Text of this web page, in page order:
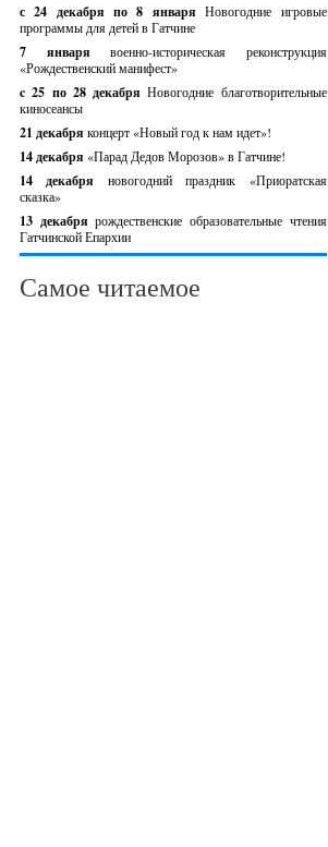
с 24 декабря по 8 январяНовогодние игровые
программы для детей в Гатчине
7 январявоенно-историческая реконструкция
«Рождественский манифест»
c 25 по 28 декабряНовогодние благотворительные
киносеансы
21 декабря концерт «Новый год к нам идет»!
14 декабря «Парад Дедов Морозов» в Гатчине!
14 декабря новогодний праздник «Приоратская
сказка»
13 декабрярождественские образовательные чтения
Гатчинской Епархии
Самое читаемое